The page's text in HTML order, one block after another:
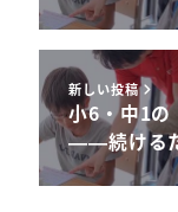
新しい投稿
小6・中1の
——続ける